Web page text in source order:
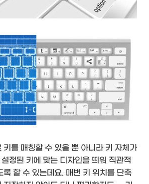
키를 매칭할 수 있을 뿐 아니라 키 자체가
정된 키에 맞는 디자인을 띄워 직관적
록 할 수 있는데요. 매번 키 위치를 단축